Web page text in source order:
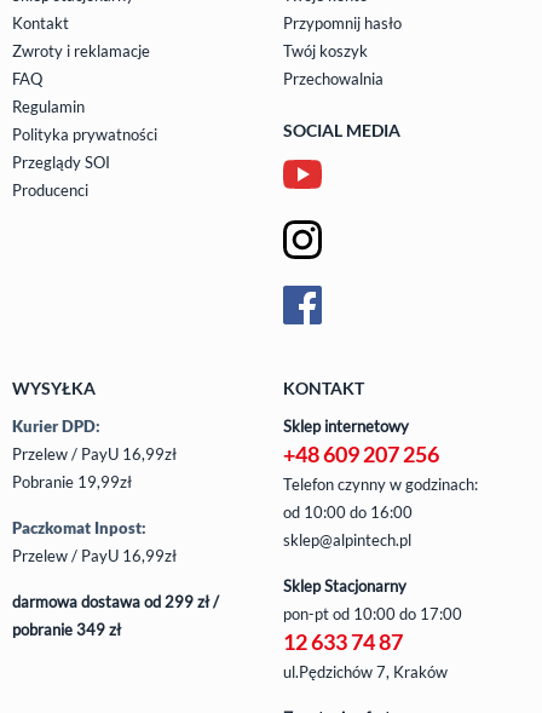
Kontakt
Zwroty i reklamacje
FAQ
Regulamin
Polityka prywatności
Przeglądy SOI
Producenci
Przypomnij hasło
Twój koszyk
Przechowalnia
SOCIAL MEDIA
WYSYŁKA
Kurier DPD:
Przelew / PayU 16,99zł
Pobranie 19,99zł
Paczkomat Inpost:
Przelew / PayU 16,99zł
darmowa dostawa od 299 zł /
pobranie 349 zł
KONTAKT
Sklep internetowy
+48 609 207 256
Telefon czynny w godzinach:
od 10:00 do 16:00
sklep@alpintech.pl
Sklep Stacjonarny
pon-ptod 10:00 do 17:00
12 633 74 87
ul.Pędzichów 7, Kraków